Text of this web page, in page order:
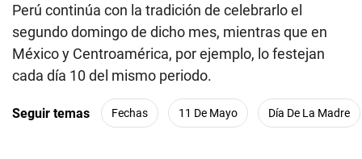
Perú continúa con la tradición de celebrarlo el
segundo domingo de dicho mes, mientras que en
México y Centroamérica, por ejemplo, lo festejan
cada día 10 del mismo periodo.
Seguir temas Fechas 11 De Mayo Día De La Madre